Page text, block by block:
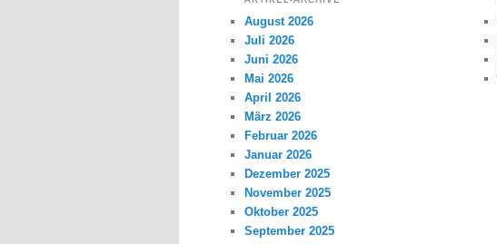
August 2026
Juli 2026
Juni 2026
Mai 2026
April 2026
März 2026
Februar 2026
Januar 2026
Dezember 2025
November 2025
Oktober 2025
September 2025